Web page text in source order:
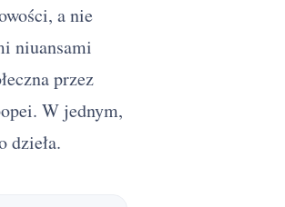
a nie
niuansami
przez
W jednym,
dzieła.